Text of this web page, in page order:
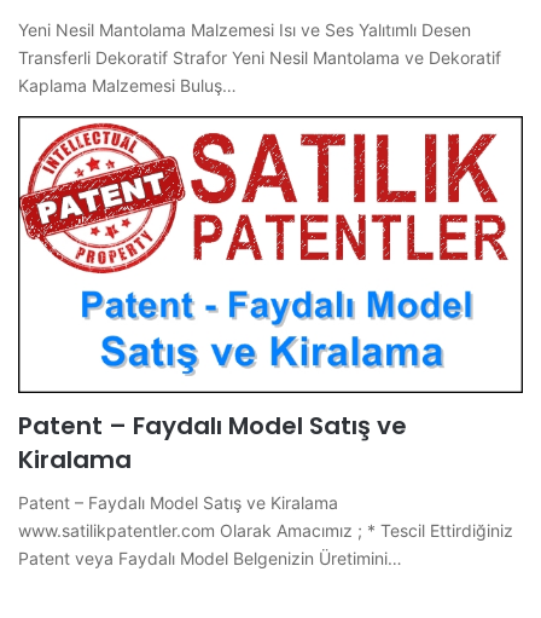
Yeni Nesil Mantolama Malzemesi Isı ve Ses Yalıtımlı Desen
Transferli Dekoratif Strafor Yeni Nesil Mantolama ve Dekoratif
Kaplama Malzemesi Buluş…
Patent – Faydalı Model Satış ve
Kiralama
Patent – Faydalı Model Satış ve Kiralama
www.satilikpatentler.com Olarak Amacımız ; * Tescil Ettirdiğiniz
Patent veya Faydalı Model Belgenizin Üretimini…